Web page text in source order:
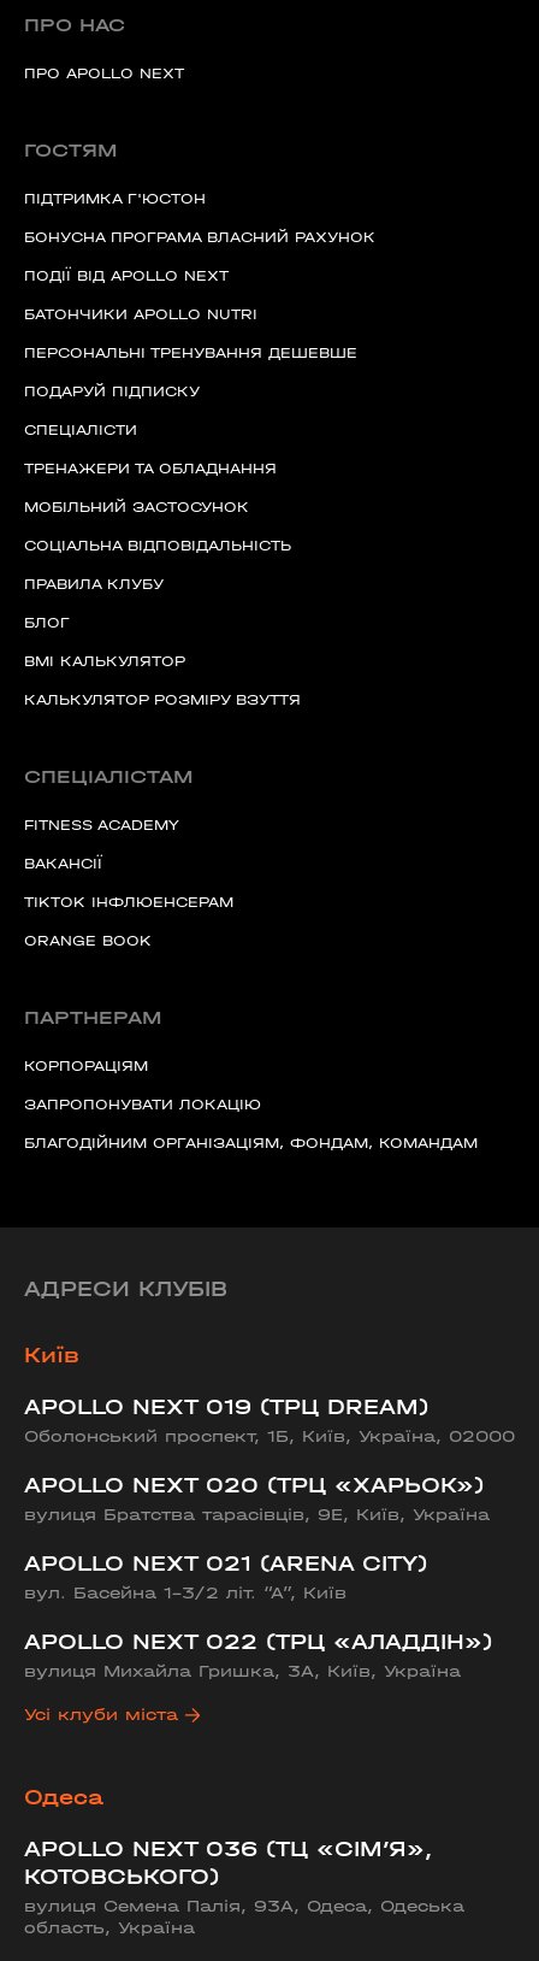
ПРО НАС
ПРО APOLLO NEXT
ГОСТЯМ
ПІДТРИМКА Г'ЮСТОН
БОНУСНА ПРОГРАМА ВЛАСНИЙ РАХУНОК
ПОДІЇ ВІД APOLLO NEXT
БАТОНЧИКИ APOLLO NUTRI
ПЕРСОНАЛЬНІ ТРЕНУВАННЯ ДЕШЕВШЕ
ПОДАРУЙ ПІДПИСКУ
СПЕЦІАЛІСТИ
ТРЕНАЖЕРИ ТА ОБЛАДНАННЯ
МОБІЛЬНИЙ ЗАСТОСУНОК
СОЦІАЛЬНА ВІДПОВІДАЛЬНІСТЬ
ПРАВИЛА КЛУБУ
БЛОГ
BMI КАЛЬКУЛЯТОР
КАЛЬКУЛЯТОР РОЗМІРУ ВЗУТТЯ
СПЕЦІАЛІСТАМ
FITNESS ACADEMY
ВАКАНСІЇ
TIKTOK ІНФЛЮЕНСЕРАМ
ORANGE BOOK
ПАРТНЕРАМ
КОРПОРАЦІЯМ
ЗАПРОПОНУВАТИ ЛОКАЦІЮ
БЛАГОДІЙНИМ ОРГАНІЗАЦІЯМ, ФОНДАМ, КОМАНДАМ
АДРЕСИ КЛУБІВ
Київ
APOLLO NEXT 019 (ТРЦ DREAM)
Оболонський проспект, 1Б, Київ, Україна, 02000
APOLLO NEXT 020 (ТРЦ «ХАРЬОК»)
вулиця Братства тарасівців, 9Е, Київ, Україна
APOLLO NEXT 021 (ARENA CITY)
вул. Басейна 1-3/2 літ. “А”, Київ
APOLLO NEXT 022 (ТРЦ «АЛАДДІН»)
вулиця Михайла Гришка, 3А, Київ, Україна
Усі клуби міста
Одеса
APOLLO NEXT 036 (ТЦ «СІМ’Я»,
КОТОВСЬКОГО)
вулиця Семена Палія, 93А, Одеса, Одеська
область, Україна